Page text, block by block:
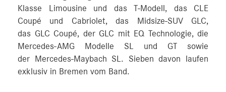
Klasse Limousine und das T-Modell, das CLE
Coupé und Cabriolet, das Midsize-SUV GLC,
das GLC Coupé, der GLC mit EQ Technologie, die
Mercedes-AMG Modelle SL und GT sowie
der Mercedes-Maybach SL. Sieben davon laufen
exklusiv in Bremen vom Band.